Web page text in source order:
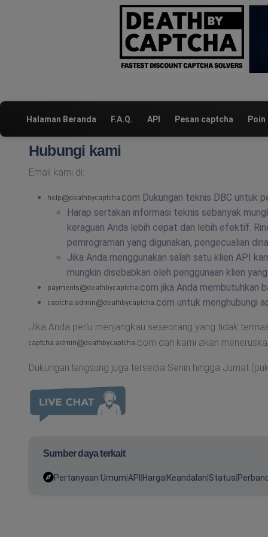
Halaman Beranda F.A.Q. API Pesan captcha Poin
Hubungi kami
Email kami di:
com Dukungan teknis DBC untuk
Harap sertakan informasi teknis sebanyak
keraguan Anda lebih cepat dan lebih efektif.
pemrograman yang digunakan, pengecualian
Jika Anda menggunakan salah satu klien API
mungkin disebabkan oleh penggunaan klien
com jika Anda membutuhkan
com untuk menghubungi
Jika Anda perlu menjangkau seseorang yang tidak
com dan kami akan
Dukungan langsung juga tersedia Senin hingga Jumat
Sumber daya terkait
Pertanyaan Umum API Harga Keandalan Status